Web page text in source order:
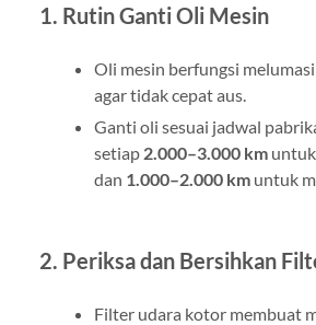
1. Rutin Ganti Oli Mesin
Oli mesin berfungsi
agar tidak cepat aus.
Ganti oli sesuai jadwal
setiap 2.000–3.000 kmuntuk
dan 1.000–2.000 kmuntuk
2. Periksa dan Bersihkan
Filter udara kotor membuat